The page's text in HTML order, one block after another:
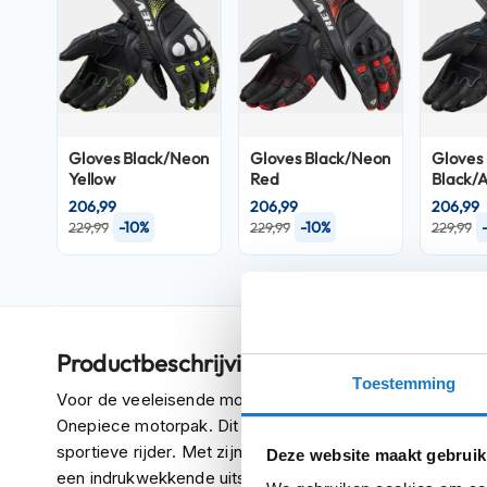
Toestemming
Deze website maakt
Crosshelmen
Fietshelmen
Helm
Vizieren
Pinlocks
Tear-
offs
Onderhoud
helm
Helm
houder
Gloves Black/Neon
Yellow
229,99 -10%
206,99
Gloves Black/Neon
Red
229,99 -10%
206,99
Gloves
Black/
229,99
206,99
Productbeschrijving
Voor de veeleisende motorrijder die ultieme prestaties
Onepiece motorpak. Dit pak belichaamt compromisloze
sportieve rijder. Met zijn samenstelling van echt leer en
een indrukwekkende uitstraling maar ook optimale